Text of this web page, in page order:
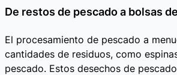
De restos de pescado a bolsas
El procesamiento de pescado a
cantidades de residuos, como
pescado. Estos desechos de